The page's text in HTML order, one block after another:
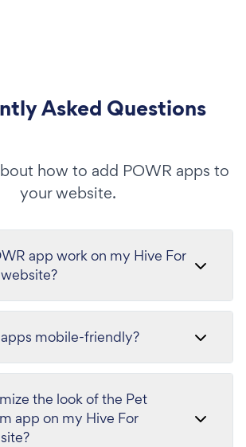
Asked Questions
how to add POWR apps to
your website.
app work on my Hive For
mobile-friendly?
the look of the Pet
app on my Hive For